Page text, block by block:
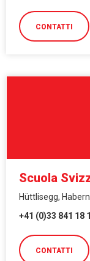
CONTATTI
Scuola
Hüttlisegg,
+41 (0)33 841 18
CONTATTI